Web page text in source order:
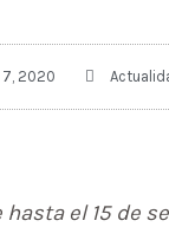
2020
el 15 de